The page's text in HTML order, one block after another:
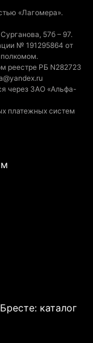
«Лагомера».
57б – 97.
№ 191295864 от
реестре РБ N282723
через ЗАО «Альфа-
платежных систем
каталог